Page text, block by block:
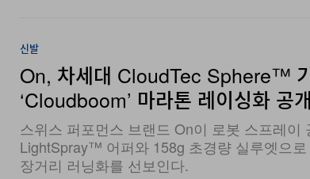
On, 차세대 CloudTec Sphere™ 기
‘Cloudboom’ 마라톤 레이싱화 공
스위스 퍼포먼스 브랜드 On이 로봇 스프레이
LightSpray™ 어퍼와 158g 초경량 실루엣으로
장거리 러닝화를 선보인다.
By Joyce Li / Jun 30, 2026